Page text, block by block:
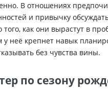
В отношениях
и привычку
того, как они вырастут в
у неё крепнет навык
без чувства вины.
по сезону